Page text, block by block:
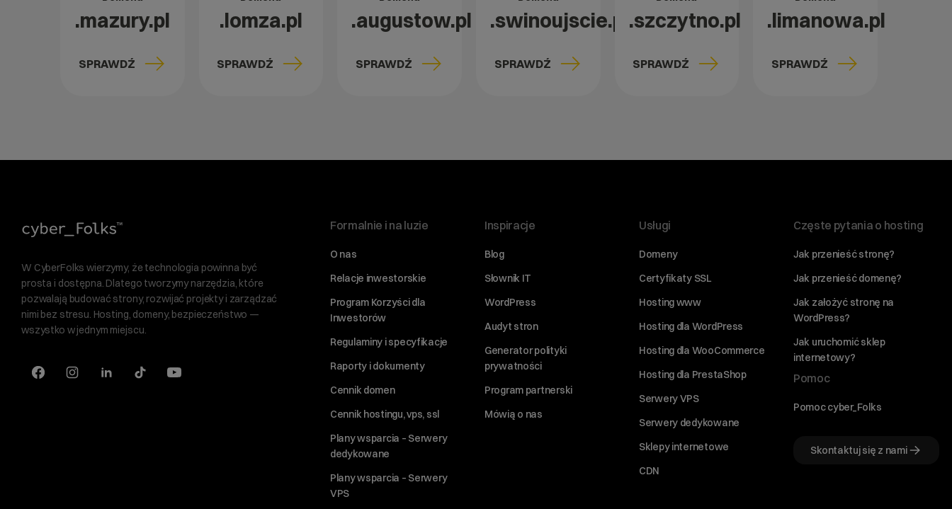
.mazury.pl
SPRAWDŹ
.lomza.pl
SPRAWDŹ
.augustow.pl
SPRAWDŹ
.swinoujscie.pl
SPRAWDŹ
.szczytno.pl
SPRAWDŹ
.limanowa.pl
SPRAWDŹ
W CyberFolks wierzymy, że technologia powinna być
prosta i dostępna. Dlatego tworzymy narzędzia, które
pozwalają budować strony, rozwijać projekty i zarządzać
nimi bez stresu. Hosting, domeny, bezpieczeństwo —
wszystko w jednym miejscu.
Formalnie i na luzie
O nas
Relacje inwestorskie
Program Korzyści dla
Inwestorów
Regulaminy i specyfikacje
Raporty i dokumenty
Cennik domen
Cennik hostingu, vps, ssl
Plany wsparcia – Serwery
dedykowane
Plany wsparcia – Serwery
VPS
Inspiracje
Blog
Słownik IT
WordPress
Audyt stron
Generator polityki
prywatności
Program partnerski
Mówią o nas
Usługi
Domeny
Certyfikaty SSL
Hosting www
Hosting dla WordPress
Hosting dla WooCommerce
Hosting dla PrestaShop
Serwery VPS
Serwery dedykowane
Sklepy internetowe
CDN
Częste pytania o hosting
Jak przenieść stronę?
Jak przenieść domenę?
Jak założyć stronę na
WordPress?
Jak uruchomić sklep
internetowy?
Pomoc
Pomoc cyber_Folks
Skontaktuj się z nami